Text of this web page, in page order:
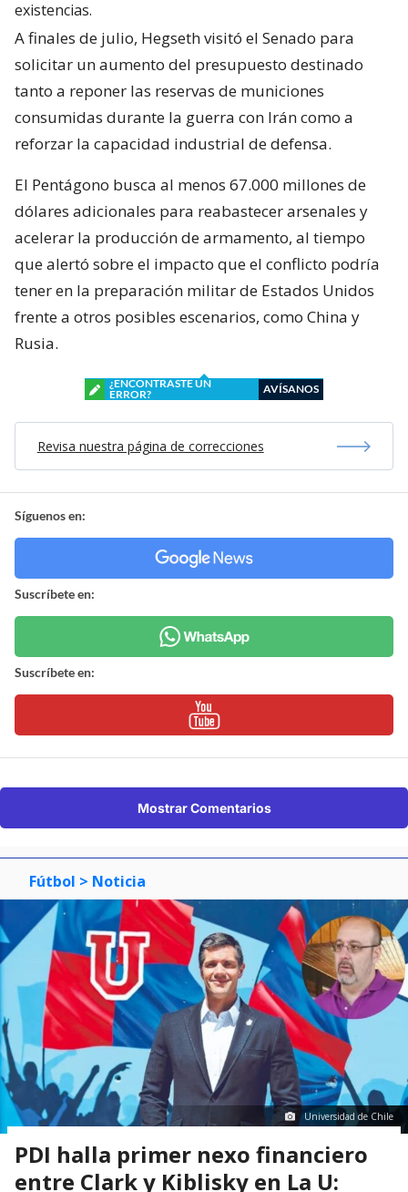
existencias.
A finales de julio, Hegseth visitó el Senado para
solicitar un aumento del presupuesto destinado
tanto a reponer las reservas de municiones
consumidas durante la guerra con Irán como a
reforzar la capacidad industrial de defensa.
El Pentágono busca al menos 67.000 millones de
dólares adicionales para reabastecer arsenales y
acelerar la producción de armamento, al tiempo
que alertó sobre el impacto que el conflicto podría
tener en la preparación militar de Estados Unidos
frente a otros posibles escenarios, como China y
Rusia.
¿ENCONTRASTE UN
ERROR?
AVÍSANOS
Revisa nuestra página de correcciones
Síguenos en:
Suscríbete en:
Suscríbete en:
Mostrar Comentarios
Fútbol > Noticia
Universidad de Chile
PDI halla primer nexo financiero
entre Clark y Kiblisky en La U: